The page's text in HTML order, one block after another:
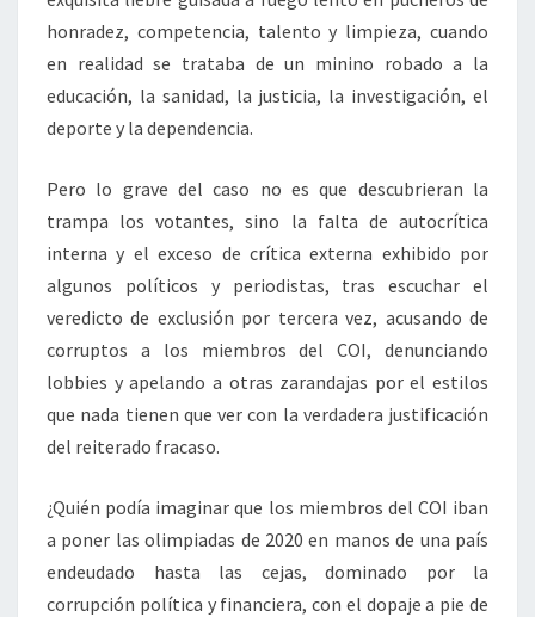
honradez, competencia, talento y limpieza, cuando
en realidad se trataba de un minino robado a la
educación, la sanidad, la justicia, la investigación, el
deporte y la dependencia.
Pero lo grave del caso no es que descubrieran la
trampa los votantes, sino la falta de autocrítica
interna y el exceso de crítica externa exhibido por
algunos políticos y periodistas, tras escuchar el
veredicto de exclusión por tercera vez, acusando de
corruptos a los miembros del COI, denunciando
lobbies y apelando a otras zarandajas por el estilos
que nada tienen que ver con la verdadera justificación
del reiterado fracaso.
¿Quién podía imaginar que los miembros del COI iban
a poner las olimpiadas de 2020 en manos de una país
endeudado hasta las cejas, dominado por la
corrupción política y financiera, con el dopaje a pie de